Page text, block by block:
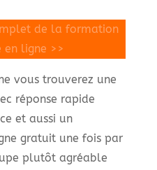
de la formation
en ligne >>
vous trouverez une
réponse rapide
et aussi un
gratuit une fois par
plutôt agréable